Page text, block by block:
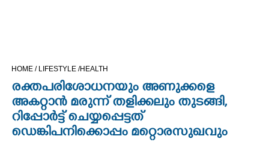
OPINION
HOME / LIFESTYLE /HEALTH
രക്തപരിശോധനയും അണുക്കളെ
അകറ്റാൻ മരുന്ന് തളിക്കലും തുടങ്ങി,
റിപ്പോർട്ട് ചെയ്യപ്പെട്ടത്
ഡെങ്കിപനിക്കൊപ്പം മറ്റൊരസുഖവും